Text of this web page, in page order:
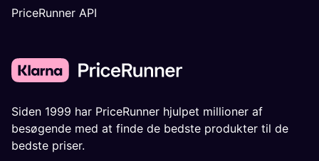
PriceRunner API
Siden 1999 har PriceRunner hjulpet millioner af
besøgende med at finde de bedste produkter til de
bedste priser.